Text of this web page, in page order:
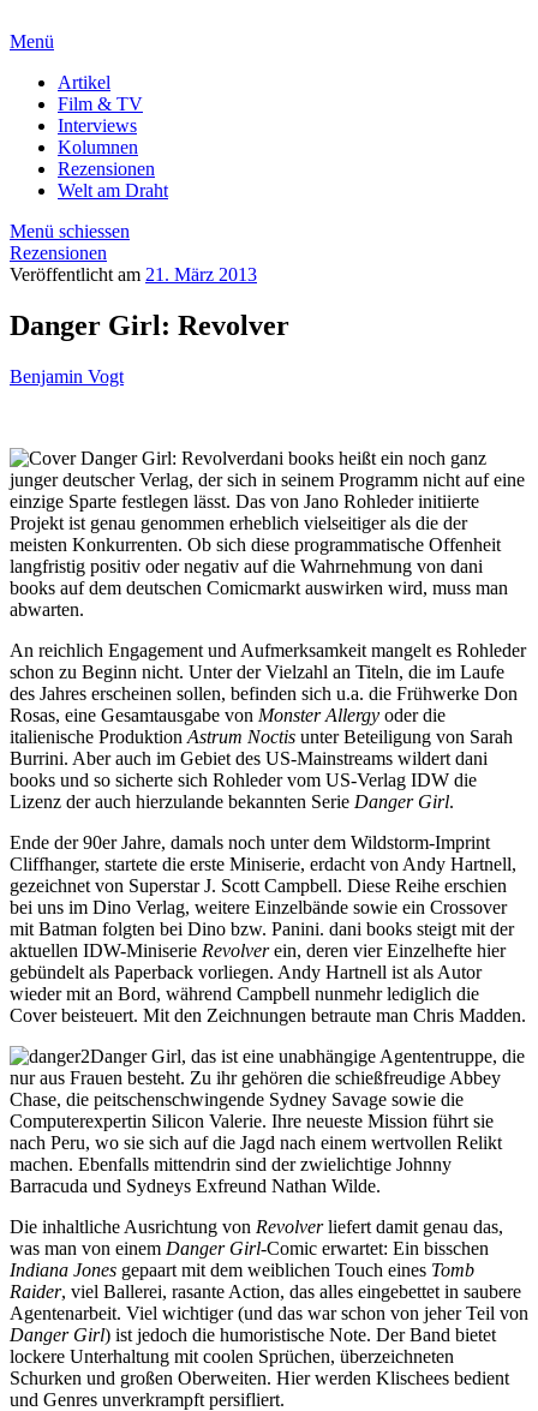
Menü
Artikel
Film & TV
Interviews
Kolumnen
Rezensionen
Welt am Draht
Menü schiessen
Rezensionen
Veröffentlicht am 21. März 2013
Danger Girl: Revolver
Benjamin Vogt
dani books heißt ein noch ganz
junger deutscher Verlag, der sich in seinem Programm nicht auf eine
einzige Sparte festlegen lässt. Das von Jano Rohleder initiierte
Projekt ist genau genommen erheblich vielseitiger als die der
meisten Konkurrenten. Ob sich diese programmatische Offenheit
langfristig positiv oder negativ auf die Wahrnehmung von dani
books auf dem deutschen Comicmarkt auswirken wird, muss man
abwarten.
An reichlich Engagement und Aufmerksamkeit mangelt es Rohleder
schon zu Beginn nicht. Unter der Vielzahl an Titeln, die im Laufe
des Jahres erscheinen sollen, befinden sich u.a. die Frühwerke Don
Rosas, eine Gesamtausgabe von Monster Allergy oder die
italienische Produktion Astrum Noctis unter Beteiligung von Sarah
Burrini. Aber auch im Gebiet des US-Mainstreams wildert dani
books und so sicherte sich Rohleder vom US-Verlag IDW die
Lizenz der auch hierzulande bekannten Serie Danger Girl.
Ende der 90er Jahre, damals noch unter dem Wildstorm-Imprint
Cliffhanger, startete die erste Miniserie, erdacht von Andy Hartnell,
gezeichnet von Superstar J. Scott Campbell. Diese Reihe erschien
bei uns im Dino Verlag, weitere Einzelbände sowie ein Crossover
mit Batman folgten bei Dino bzw. Panini. dani books steigt mit der
aktuellen IDW-Miniserie Revolverein, deren vier Einzelhefte hier
gebündelt als Paperback vorliegen. Andy Hartnell ist als Autor
wieder mit an Bord, während Campbell nunmehr lediglich die
Cover beisteuert. Mit den Zeichnungen betraute man Chris Madden.
Danger Girl, das ist eine unabhängige Agententruppe, die
nur aus Frauen besteht. Zu ihr gehören die schießfreudige Abbey
Chase, die peitschenschwingende Sydney Savage sowie die
Computerexpertin Silicon Valerie. Ihre neueste Mission führt sie
nach Peru, wo sie sich auf die Jagd nach einem wertvollen Relikt
machen. Ebenfalls mittendrin sind der zwielichtige Johnny
Barracuda und Sydneys Exfreund Nathan Wilde.
Die inhaltliche Ausrichtung von Revolverliefert damit genau das,
was man von einem Danger Girl-Comic erwartet: Ein bisschen
Indiana Jones gepaart mit dem weiblichen Touch eines Tomb
Raider, viel Ballerei, rasante Action, das alles eingebettet in saubere
Agentenarbeit. Viel wichtiger (und das war schon von jeher Teil von
Danger Girl) ist jedoch die humoristische Note. Der Band bietet
lockere Unterhaltung mit coolen Sprüchen, überzeichneten
Schurken und großen Oberweiten. Hier werden Klischees bedient
und Genres unverkrampft persifliert.